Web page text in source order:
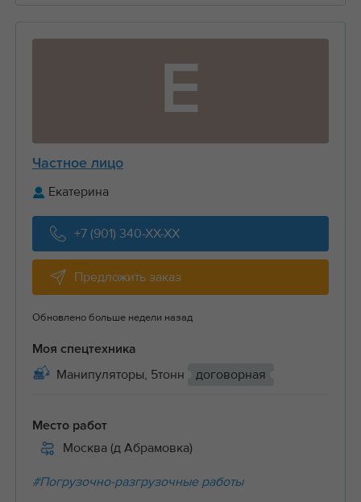
Е
Частное лицо
Екатерина
+7 (901) 340-XX-XX
Предложить заказ
Обновлено больше недели назад
Моя спецтехника
Манипуляторы, 5тонн договорная
Место работ
Москва (д Абрамовка)
#Погрузочно-разгрузочные работы